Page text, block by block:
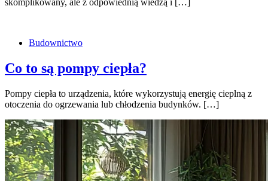
Budownictwo
Co to są pompy ciepła?
Pompy ciepła to urządzenia, które wykorzystują energię cieplną z
otoczenia do ogrzewania lub chłodzenia budynków. […]